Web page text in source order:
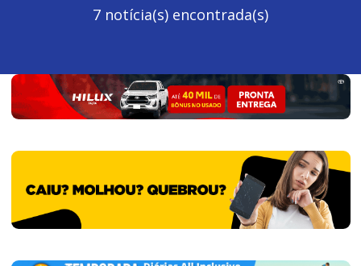
7 notícia(s) encontrada(s)